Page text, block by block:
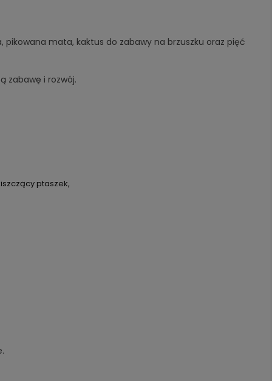
mata, kaktus do zabawy na brzuszku oraz pięć
zabawę i rozwój.
ptaszek,